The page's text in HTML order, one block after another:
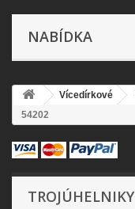
NABÍDKA
Vícedírkové
54202
TROJÚHELNIKY